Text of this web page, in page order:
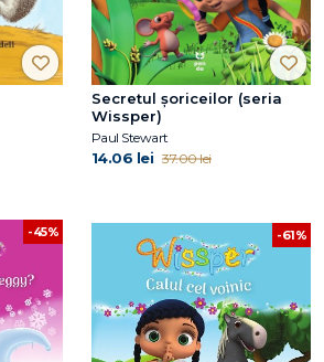
Secretul șoriceilor (seria
Wissper)
Paul Stewart
14.06 lei 37.00 lei
-45% -61%